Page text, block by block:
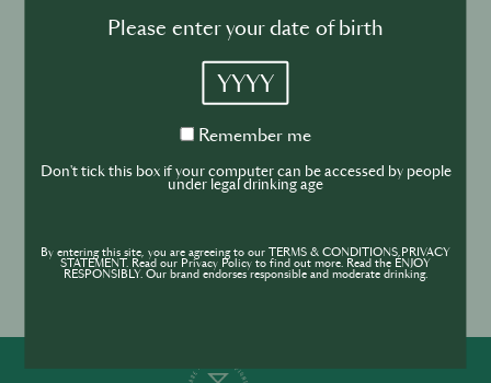
DRINKS
How (not) to... rendre vos cocktails
végétaliens
Please enter your date of birth
YYYY
Remember
Remember me
Don't tick this box if your computer can be accessed by people
under legal drinking age
By entering this site, you are agreeing to our TERMS & CONDITIONS,PRIVACY
STATEMENT. Read our Privacy Policy to find out more. Read the ENJOY
RESPONSIBLY. Our brand endorses responsible and moderate drinking.